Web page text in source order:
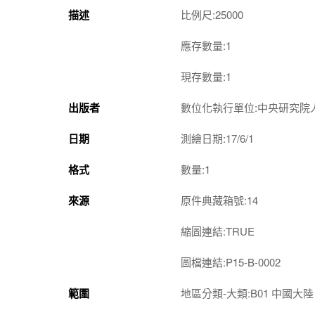
描述 比例尺:25000
應存數量:1
現存數量:1
出版者 數位化執行單位:中央研究
日期 測繪日期:17/6/1
格式 數量:1
來源 原件典藏箱號:14
縮圖連結:TRUE
圖檔連結:P15-B-0002
範圍 地區分類-大類:B01 中國大陸